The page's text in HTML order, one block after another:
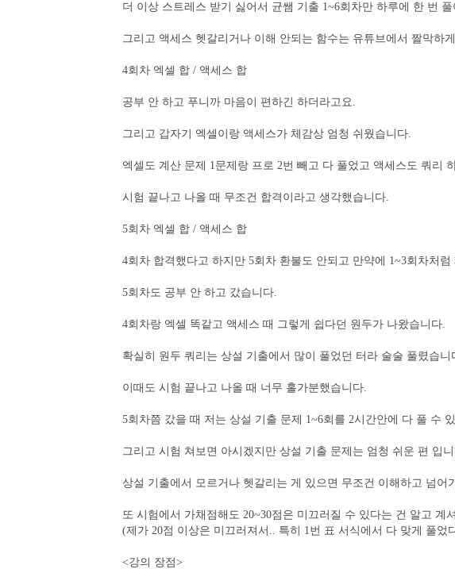
더 이상 스트레스 받기 싫어서 균쌤 기출 1~6회차만 하루에 한 번
그리고 액세스 헷갈리거나 이해 안되는 함수는 유튜브에서 짤막하
4회차 엑셀 합 / 액세스 합
공부 안 하고 푸니까 마음이 편하긴 하더라고요.
그리고 갑자기 엑셀이랑 액세스가 체감상 엄청 쉬웠습니다.
엑셀도 계산 문제 1문제랑 프로 2번 빼고 다 풀었고 액세스도 쿼리
시험 끝나고 나올 때 무조건 합격이라고 생각했습니다.
5회차 엑셀 합 / 액세스 합
4회차 합격했다고 하지만 5회차 환불도 안되고 만약에 1~3회차처
5회차도 공부 안 하고 갔습니다.
4회차랑 엑셀 똑같고 액세스 때 그렇게 쉽다던 원두가 나왔습니다.
확실히 원두 쿼리는 상설 기출에서 많이 풀었던 터라 술술 풀렸습니
이때도 시험 끝나고 나올 때 너무 홀가분했습니다.
5회차쯤 갔을 때 저는 상설 기출 문제 1~6회를 2시간안에 다 풀 수
그리고 시험 쳐보면 아시겠지만 상설 기출 문제는 엄청 쉬운 편 입
상설 기출에서 모르거나 헷갈리는 게 있으면 무조건 이해하고 넘어
또 시험에서 가채점해도 20~30점은 미끄러질 수 있다는 건 알고 계
(제가 20점 이상은 미끄러져서.. 특히 1번 표 서식에서 다 맞게 풀
<강의 장점>